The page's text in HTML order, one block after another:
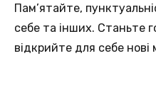
Пам’ятайте,
себе та інших. Станьте
відкрийте для себе нові